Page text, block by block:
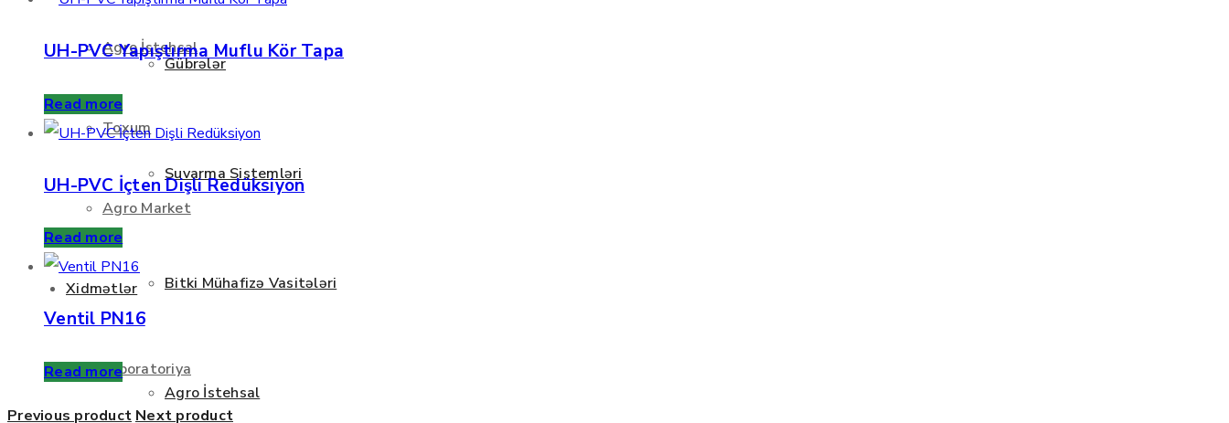
Agro İstehsal
Toxum
Agro Market
Xidmətlər
Laboratoriya
Gübrələr
Suvarma Sistemləri
Bitki Mühafizə Vasitələri
Agro İstehsal
UH-PVC Yapıştırma Muflu Kör Tapa
Read more
UH-PVC İçten Dişli Redüksiyon
Read more
Ventil PN16
Read more
Previous product Next product